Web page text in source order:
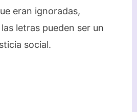
eran ignoradas,
letras pueden ser un
social.